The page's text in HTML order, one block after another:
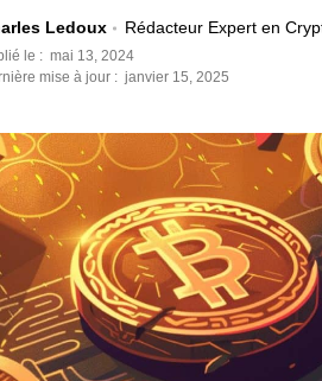
Ledoux Rédacteur Expert en
le : mai 13, 2024
mise à jour : janvier 15, 2025